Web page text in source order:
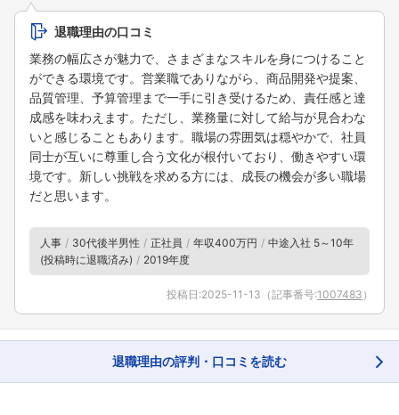
退職理由の口コミ
業務の幅広さが魅力で、さまざまなスキルを身につけること
ができる環境です。営業職でありながら、商品開発や提案、
品質管理、予算管理まで一手に引き受けるため、責任感と達
成感を味わえます。ただし、業務量に対して給与が見合わな
いと感じることもあります。職場の雰囲気は穏やかで、社員
同士が互いに尊重し合う文化が根付いており、働きやすい環
境です。新しい挑戦を求める方には、成長の機会が多い職場
だと思います。
人事 30代後半男性 正社員 年収400万円
中途入社 5～10年
(投稿時に退職済み)
2019年度
投稿日:2025-11-13 （記事番号:1007483 ）
退職理由の評判・口コミを読む